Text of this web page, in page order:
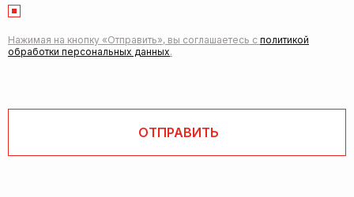
Нажимая на кнопку «Отправить», вы соглашаетесь с политикой
обработки персональных данных.